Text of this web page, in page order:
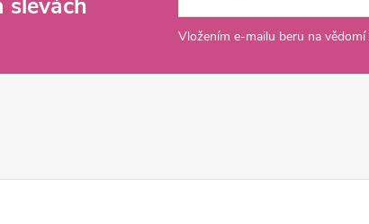
Vložením e-mailu beru na vědomí